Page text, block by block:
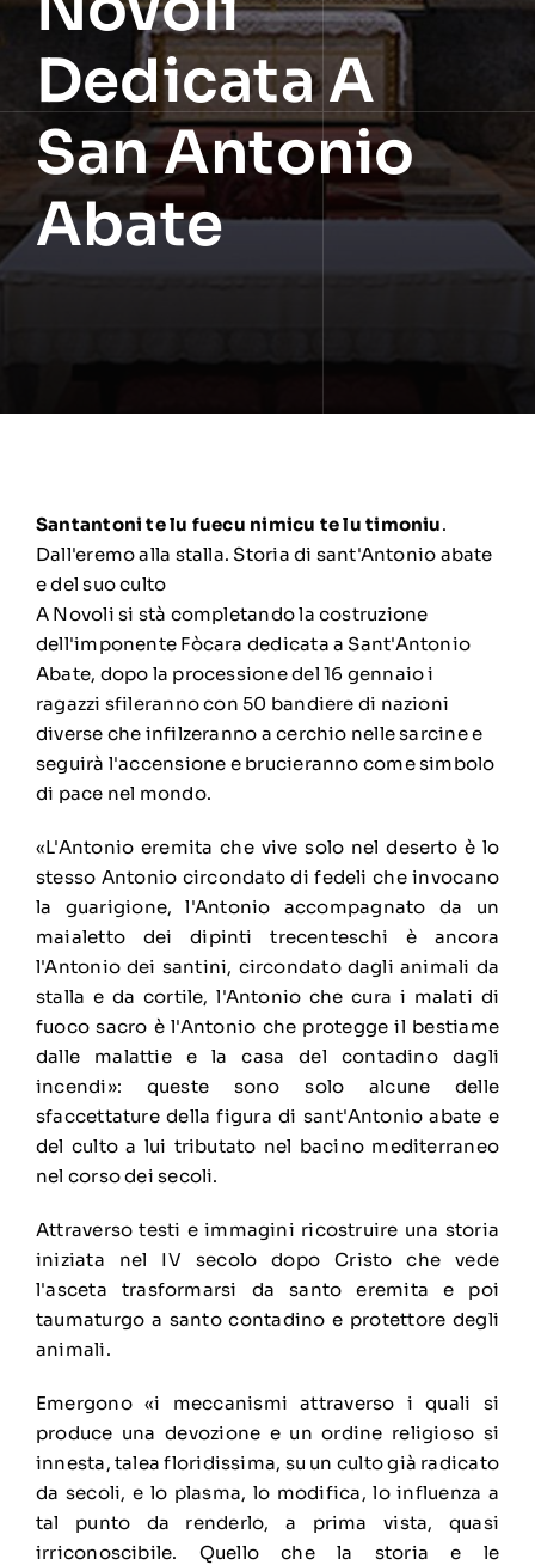
Dedicata A
San Antonio
Abate
Santantoni te lu fuecu nimicu te lu timoniu.
Dall'eremo alla stalla. Storia di sant'Antonio abate
e del suo culto
A Novoli si stà completando la costruzione
dell'imponente Fòcara dedicata a Sant'Antonio
Abate, dopo la processione del 16 gennaio i
ragazzi sfileranno con 50 bandiere di nazioni
diverse che infilzeranno a cerchio nelle sarcine e
seguirà l'accensione e brucieranno come simbolo
di pace nel mondo.
«L'Antonio eremita che vive solo nel deserto è lo
stesso Antonio circondato di fedeli che invocano
la guarigione, l'Antonio accompagnato da un
maialetto dei dipinti trecenteschi è ancora
l'Antonio dei santini, circondato dagli animali da
stalla e da cortile, l'Antonio che cura i malati di
fuoco sacro è l'Antonio che protegge il bestiame
dalle malattie e la casa del contadino dagli
incendi»: queste sono solo alcune delle
sfaccettature della figura di sant'Antonio abate e
del culto a lui tributato nel bacino mediterraneo
nel corso dei secoli.
Attraverso testi e immagini ricostruire una storia
iniziata nel IV secolo dopo Cristo che vede
l'asceta trasformarsi da santo eremita e poi
taumaturgo a santo contadino e protettore degli
animali.
Emergono «i meccanismi attraverso i quali si
produce una devozione e un ordine religioso si
innesta, talea floridissima, su un culto già radicato
da secoli, e lo plasma, lo modifica, lo influenza a
tal punto da renderlo, a prima vista, quasi
irriconoscibile. Quello che la storia e le